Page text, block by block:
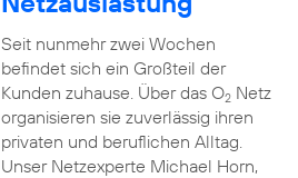
Seit nunmehr zwei Wochen
befindet sich ein Großteil der
Kunden zuhause. Über das O2Netz
organisieren sie zuverlässig ihren
privaten und beruflichen Alltag.
Unser Netzexperte Michael Horn,